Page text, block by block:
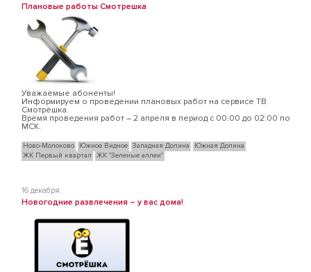
Плановые работы Смотрешка
Уважаемые абоненты!
Информируем о проведении плановых работ на сервисе ТВ
Смотрёшка.
Время проведения работ – 2 апреля в период с 00:00 до 02:00 по
МСК.
Ново-Молоково Южное Видное Западная Долина
Южная Долина
ЖК Первый квартал
ЖК "Зеленые аллеи"
16 декабря
Новогодние развлечения – у вас дома!